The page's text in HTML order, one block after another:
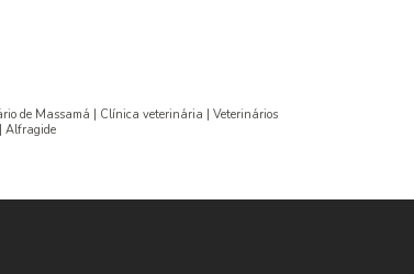
de Massamá | Clínica veterinária | Veterinários
Alfragide